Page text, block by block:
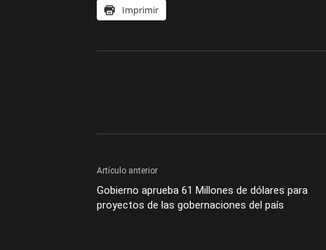
Imprimir
Artículo anterior
Gobierno aprueba 61 Millones de dólares para
proyectos de las gobernaciones del país